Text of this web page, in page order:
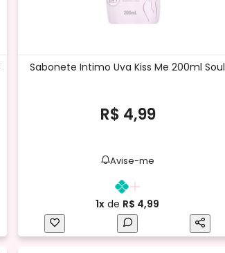
Sabonete Intimo Uva Kiss Me 200ml Soul
R$ 4,99
Avise-me
1x de R$ 4,99